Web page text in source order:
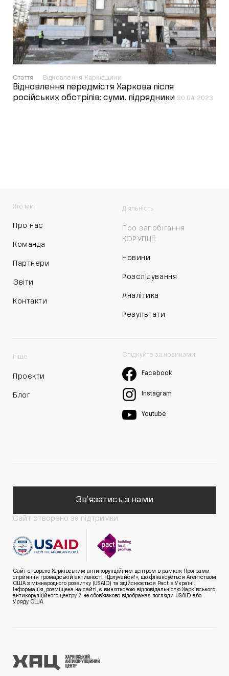
Стаття Відновлення Харківщини
Відновлення передмістя Харкова після
російських обстрілів: суми, підрядники 30.04.2023
Хто ми
Про нас
Команда
Партнери
Звіти
Контакти
Діяльність
Про запобігання
КОРУПЦІЇ:
Новини
Розслідування
Аналітика
Результати
Інше
Проєкти
Блог
Слідкуйте за новинами
Facebook
Instagram
Youtube
Зв'язатись з нами
Сайт створено за підтримки
Сайт створено Харківським антикорупційним центром в рамках Програми
сприяння громадській активності «Долучайся!», що фінансується Агентством
США з міжнародного розвитку (USAID) та здійснюється Pact в Україні.
Інформація, розміщена на сайті, є винятковою відповідальністю Харківського
антикорупційного центру й не обов’язково відображає погляди USAID або
Уряду США.